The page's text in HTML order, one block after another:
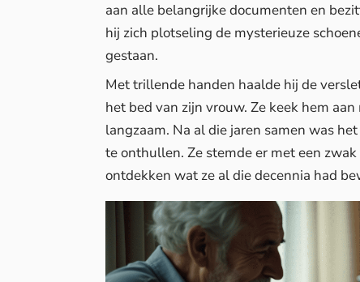
aan alle belangrijke documenten en
hij zich plotseling de mysterieuze
gestaan.
Met trillende handen haalde hij de
het bed van zijn vrouw. Ze keek hem
langzaam. Na al die jaren samen was
te onthullen. Ze stemde er met een
ontdekken wat ze al die decennia had